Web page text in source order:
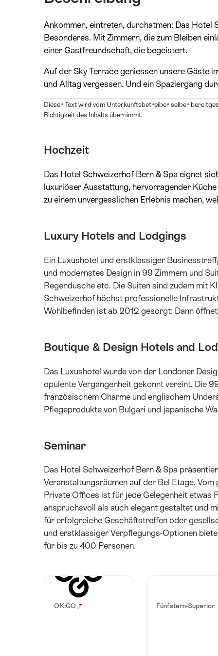
Ankommen, eintreten, durchatmen: Das Hotel
Besonderes. Mit Zimmern, die zum Bleiben
einer Gastfreundschaft, die begeistert.
Auf der Sky Terrace geniessen unsere Gäste
und Alltag vergessen. Und ein Spaziergang
Dieser Text wird vom Unterkunftsbetreiber selber
Richtigkeit des Inhalts übernimmt.
Hochzeit
Das Hotel Schweizerhof Bern & Spa eignet
luxuriöser Ausstattung, hervorragender
zu einem unvergesslichen Erlebnis machen,
Luxury Hotels and Lodgings
Ein Luxushotel und erstklassiger
und modernstes Design in 99 Zimmern und
Regendusche etc. Die Suiten sind zudem mit
Schweizerhof höchst professionelle
Wohlbefinden ist ab 2012 gesorgt: Dann
Boutique & Design Hotels and
Das Luxushotel wurde von der Londoner
opulente Vergangenheit gekonnt vereint. Die
französischem Charme und englischem
Pflegeprodukte von Bulgari und japanische
Seminar
Das Hotel Schweizerhof Bern & Spa
Veranstaltungsräumen auf der Bel Etage.
Private Offices ist für jede Gelegenheit etwas
anspruchsvoll als auch elegant gestaltet und
für erfolgreiche Geschäftstreffen oder
und erstklassiger Verpflegungs-Optionen
für bis zu 400 Personen.
OK:GO Fünfstern-Superior